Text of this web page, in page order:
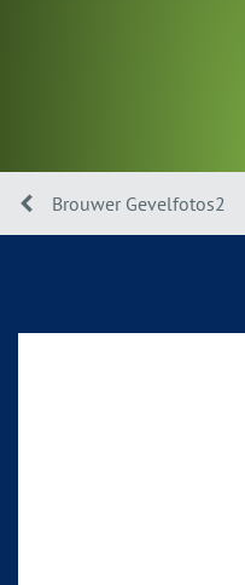
Brouwer Gevelfotos2